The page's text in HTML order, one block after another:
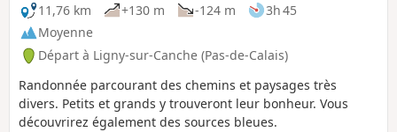
11,76 km
+130 m -124 m
3h 45
Moyenne
Départ à Ligny-sur-Canche (Pas-de-Calais)
Randonnée parcourant des chemins et paysages très
divers. Petits et grands y trouveront leur bonheur. Vous
découvrirez également des sources bleues.